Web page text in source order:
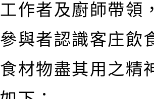
工作者及廚師帶領
參與者認識客庄飲
食材物盡其用之精